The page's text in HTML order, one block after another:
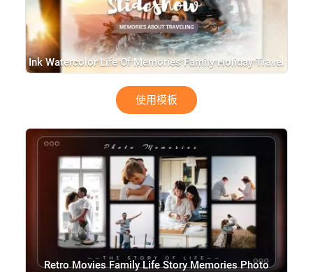
Ink Watercolor Life Of Memories Family Holiday Travel
Journey Photo Collage Slideshow
使用模板
Retro Movies Family Life Story Memories Photo